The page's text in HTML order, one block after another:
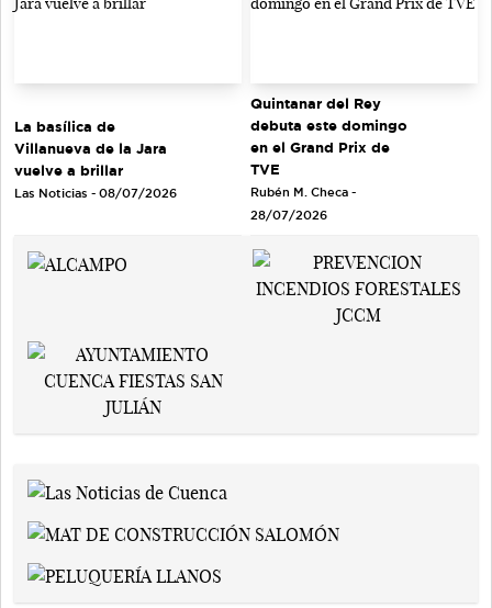
La basílica de
Villanueva de la Jara
vuelve a brillar
Las Noticias - 08/07/2026
Quintanar del Rey
debuta este domingo
en el Grand Prix de
TVE
Rubén M. Checa -
28/07/2026